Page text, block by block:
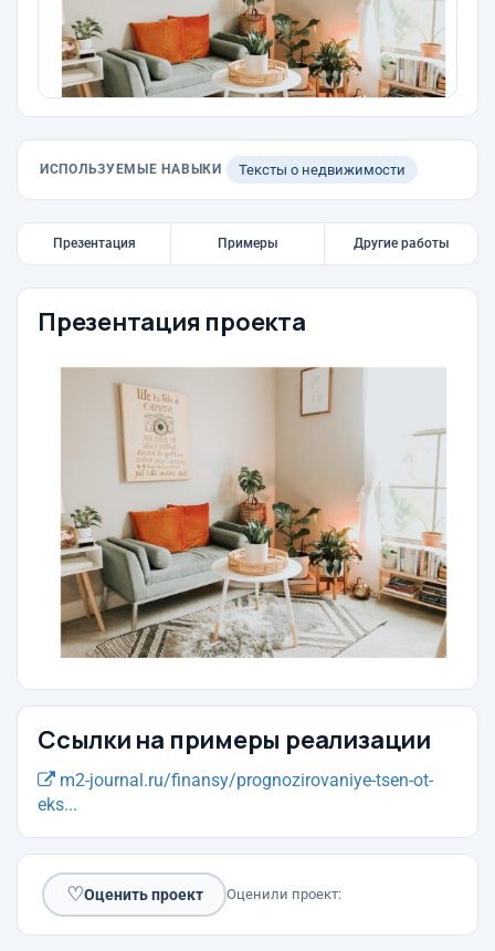
ИСПОЛЬЗУЕМЫЕ НАВЫКИ Тексты о недвижимости
Презентация Примеры Другие работы
Презентация проекта
Ссылки на примеры реализации
m2-journal.ru/finansy/prognozirovaniye-tsen-ot-
eks...
♡Оценить проект Оценили проект: